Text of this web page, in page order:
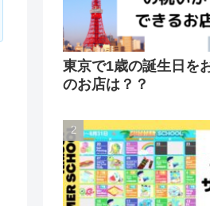
東京で1歳の誕生日を
のお店は？？